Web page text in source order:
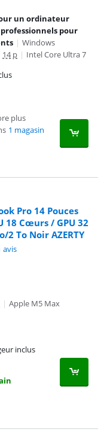
un ordinateur
pour
| Windows
14 p | Intel Core Ultra 7
plus
1 magasin
Pro 14 Pouces
18 Cœurs / GPU 32
2 To Noir AZERTY
avis
| Apple M5 Max
inclus